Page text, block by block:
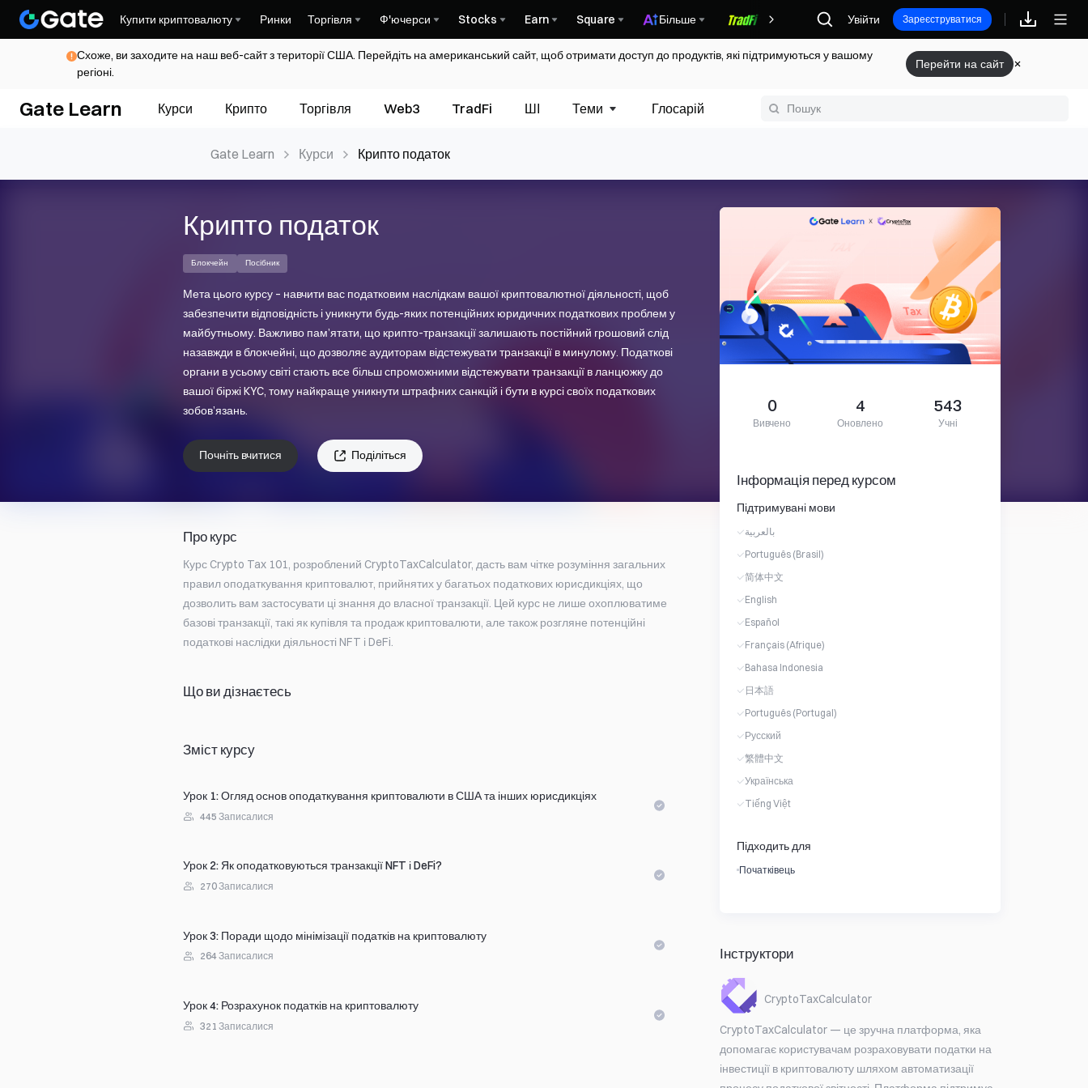
Купити криптовалюту Ринки Торгівля Ф'ючерси Stocks Earn Square Більше Винагороди
Увійти Зареєструватися
Схоже, ви заходите на наш веб-сайт з території США. Перейдіть на американський сайт, щоб отримати доступ до продуктів, які підтримуються у вашому
регіоні.
Перейти на сайт
Gate Learn Курси Крипто Торгівля Web3 TradFi ШІ Теми Глосарій
Gate Learn Курси Крипто податок
Крипто податок
Блокчейн Посібник
Мета цього курсу – навчити вас податковим наслідкам вашої криптовалютної діяльності, щоб
забезпечити відповідність і уникнути будь-яких потенційних юридичних податкових проблем у
майбутньому. Важливо пам’ятати, що крипто-транзакції залишають постійний грошовий слід
назавжди в блокчейні, що дозволяє аудиторам відстежувати транзакції в минулому. Податкові
органи в усьому світі стають все більш спроможними відстежувати транзакції в ланцюжку до
вашої біржі KYC, тому найкраще уникнути штрафних санкцій і бути в курсі своїх податкових
зобов’язань.
Почніть вчитися Поділіться
Про курс
Курс Crypto Tax 101, розроблений CryptoTaxCalculator, дасть вам чітке розуміння загальних
правил оподаткування криптовалют, прийнятих у багатьох податкових юрисдикціях, що
дозволить вам застосувати ці знання до власної транзакції. Цей курс не лише охоплюватиме
базові транзакції, такі як купівля та продаж криптовалюти, але також розгляне потенційні
податкові наслідки діяльності NFT і DeFi.
Що ви дізнаєтесь
Зміст курсу
Урок 1:Огляд основ оподаткування криптовалюти в США та інших юрисдикціях
445 Записалися
Урок 2:Як оподатковуються транзакції NFT і DeFi?
270Записалися
Урок 3: Поради щодо мінімізації податків на криптовалюту
264Записалися
Урок 4: Розрахунок податків на криптовалюту
321 Записалися
0
Вивчено
4
Оновлено
543
Учні
Інформація перед курсом
Підтримувані мови
بالعربية
Português (Brasil)
简体中文
English
Español
Français (Afrique)
Bahasa Indonesia
日本語
Português (Portugal)
Русский
繁體中文
Українська
Tiếng Việt
Підходить для
Початківець
Інструктори
CryptoTaxCalculator
CryptoTaxCalculator — це зручна платформа, яка
допомагає користувачам розраховувати податки на
інвестиції в криптовалюту шляхом автоматизації